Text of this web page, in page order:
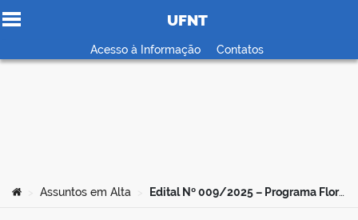
Ir para o conteúdo
UFNT
Acesso à Informação Contatos
Você está aqui:
Assuntos em Alta Edital Nº 009/2025 – Programa Floresça